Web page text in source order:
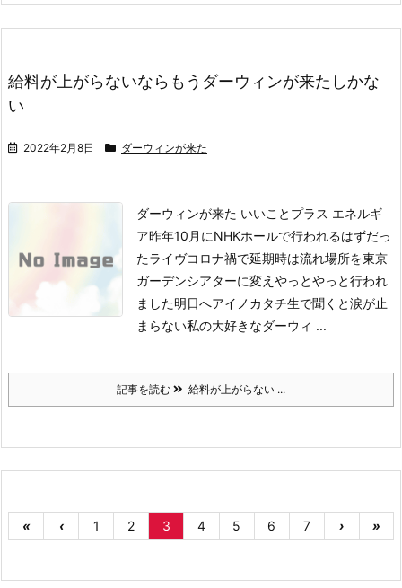
給料が上がらないならもうダーウィンが来たしかな
い
2022年2月8日 ダーウィンが来た
ダーウィンが来た いいことプラス エネルギ
ア昨年10月にNHKホールで行われるはずだっ
たライヴコロナ禍で延期時は流れ場所を東京
ガーデンシアターに変えやっとやっと行われ
ました明日へアイノカタチ生で聞くと涙が止
まらない私の大好きなダーウィ ...
記事を読む 給料が上がらない ...
« ‹ 1 2 3 4 5 6 7 › »